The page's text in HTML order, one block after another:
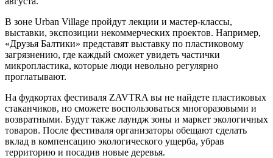
В зоне Urban Village пройдут лекции и мастер-классы,
выставки, экспозиции некоммерческих проектов. Например,
«Друзья Балтики» представят выставку по пластиковому
загрязнению, где каждый сможет увидеть частички
микропластика, которые люди невольно регулярно
проглатывают.
На фудкортах фестиваля ZAVTRA вы не найдете пластиковых
стаканчиков, но сможете воспользоваться многоразовыми и
возвратными. Будут также лаундж зоны и маркет экологичных
товаров. После фестиваля организаторы обещают сделать
вклад в компенсацию экологического ущерба, убрав
территорию и посадив новые деревья.